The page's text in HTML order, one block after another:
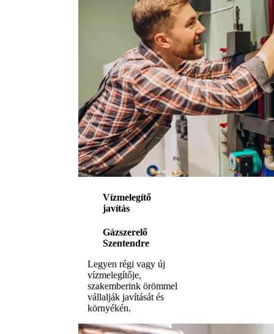
Vízmelegítő
javítás
Gázszerelő
Szentendre
Legyen régi vagy új
vízmelegítője,
szakemberink örömmel
vállalják javítását és
környékén.